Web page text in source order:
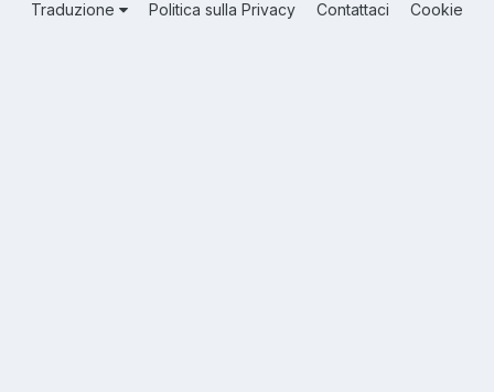
Traduzione Politica sulla Privacy Contattaci Cookie